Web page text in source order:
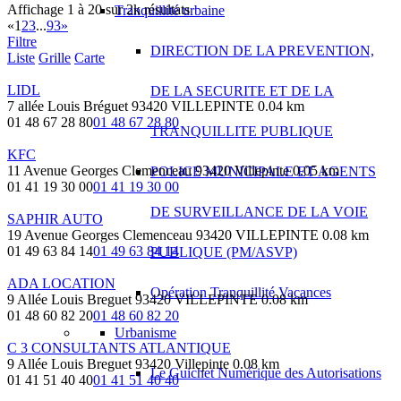
Tranquillité urbaine
DIRECTION DE LA PREVENTION,
DE LA SECURITE ET DE LA
TRANQUILLITE PUBLIQUE
POLICE MUNICIPALE ET AGENTS
DE SURVEILLANCE DE LA VOIE
PUBLIQUE (PM/ASVP)
Opération Tranquillité Vacances
Urbanisme
Le Guichet Numérique des Autorisations
Affichage 1 à 20 sur 2k résultats
«1 23...93»
Filtre
Liste Grille Carte
LIDL
7 allée Louis Bréguet 93420 VILLEPINTE 0.04 km
01 48 67 28 8001 48 67 28 80
KFC
11 Avenue Georges Clemenceau 93420 Villepinte 0.05 km
01 41 19 30 0001 41 19 30 00
SAPHIR AUTO
19 Avenue Georges Clemenceau 93420 VILLEPINTE 0.08 km
01 49 63 84 1401 49 63 84 14
ADA LOCATION
9 Allée Louis Breguet 93420 VILLEPINTE 0.08 km
01 48 60 82 2001 48 60 82 20
C 3 CONSULTANTS ATLANTIQUE
9 Allée Louis Breguet 93420 Villepinte 0.08 km
01 41 51 40 4001 41 51 40 40